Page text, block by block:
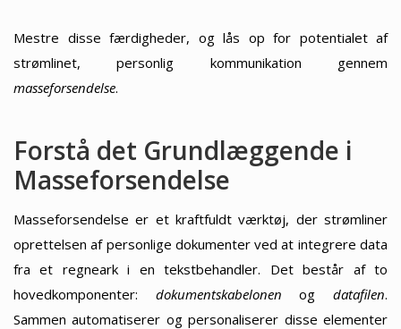
Mestre disse færdigheder, og lås op for potentialet af
strømlinet, personlig kommunikation gennem
masseforsendelse.
Forstå det Grundlæggende i
Masseforsendelse
Masseforsendelse er et kraftfuldt værktøj, der strømliner
oprettelsen af personlige dokumenter ved at integrere data
fra et regneark i en tekstbehandler. Det består af to
hovedkomponenter: dokumentskabelonen ogdatafilen.
Sammen automatiserer og personaliserer disse elementer